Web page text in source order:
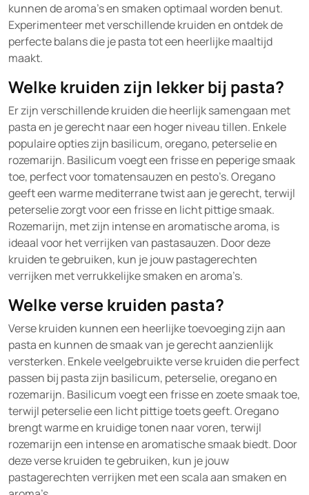
kunnen de aroma’s en smaken optimaal worden benut.
Experimenteer met verschillende kruiden en ontdek de
perfecte balans die je pasta tot een heerlijke maaltijd
maakt.
Welke kruiden zijn lekker bij pasta?
Er zijn verschillende kruiden die heerlijk samengaan met
pasta en je gerecht naar een hoger niveau tillen. Enkele
populaire opties zijn basilicum, oregano, peterselie en
rozemarijn. Basilicum voegt een frisse en peperige smaak
toe, perfect voor tomatensauzen en pesto’s. Oregano
geeft een warme mediterrane twist aan je gerecht, terwijl
peterselie zorgt voor een frisse en licht pittige smaak.
Rozemarijn, met zijn intense en aromatische aroma, is
ideaal voor het verrijken van pastasauzen. Door deze
kruiden te gebruiken, kun je jouw pastagerechten
verrijken met verrukkelijke smaken en aroma’s.
Welke verse kruiden pasta?
Verse kruiden kunnen een heerlijke toevoeging zijn aan
pasta en kunnen de smaak van je gerecht aanzienlijk
versterken. Enkele veelgebruikte verse kruiden die perfect
passen bij pasta zijn basilicum, peterselie, oregano en
rozemarijn. Basilicum voegt een frisse en zoete smaak toe,
terwijl peterselie een licht pittige toets geeft. Oregano
brengt warme en kruidige tonen naar voren, terwijl
rozemarijn een intense en aromatische smaak biedt. Door
deze verse kruiden te gebruiken, kun je jouw
pastagerechten verrijken met een scala aan smaken en